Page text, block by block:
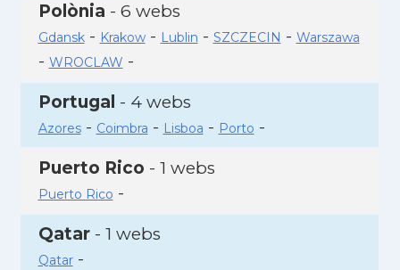
Polònia - 6 webs
Gdansk- Krakow- Lublin - SZCZECIN - Warszawa
- WROCLAW -
Portugal - 4 webs
Azores- Coimbra - Lisboa - Porto -
Puerto Rico - 1 webs
Puerto Rico -
Qatar- 1 webs
Qatar-